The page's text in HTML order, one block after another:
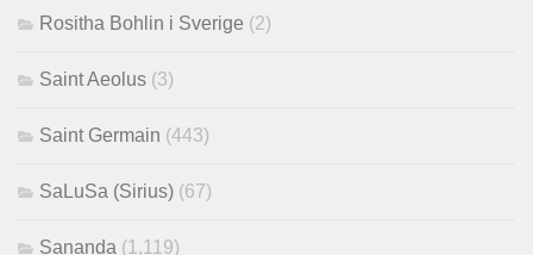
Rositha Bohlin i Sverige (2)
Saint Aeolus (3)
Saint Germain (443)
SaLuSa (Sirius) (67)
Sananda (1,119)